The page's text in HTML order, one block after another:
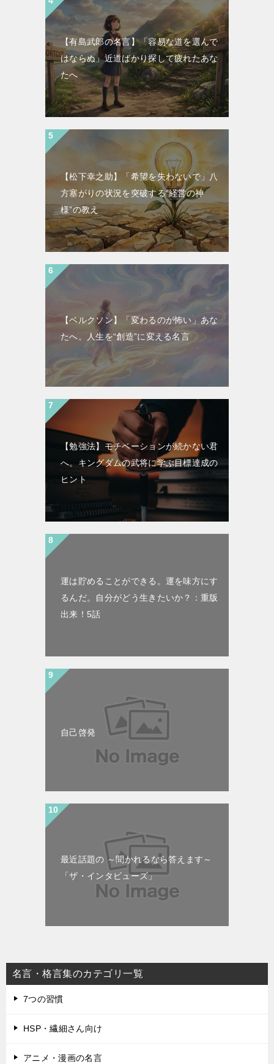
【有島武郎の名言】「容易な道を選んで
はならぬ」近道ばかり探して疲れたあな
たへ
【松下幸之助】「希望を失わないで」八
方塞がりの状況を突破する“経営の神
様”の教え
【ベルクソン】「変わるのが怖い」あな
たへ。人生を“創造”に変える名言
【勉強法】モチベーションが続かない君
へ。キングダムの武将に学ぶ目標達成の
ヒント
運は貯めることができる。運を味方にす
るんだ。自分がどう生きたいか？：重版
出来！5話
自己啓発
最近話題の ～聞かれるなら答えます～
「ザ・インタビューズ」
名言・格言集のカテゴリ一覧
7つの習慣
HSP・繊細さん向け
アニメ・漫画の名言